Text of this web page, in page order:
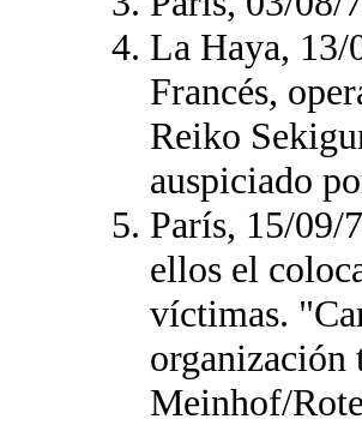
La Haya, 13/
Francés,
Reiko
auspiciado
París, 15/09/
ellos el
víctimas.
organización
Meinhof/